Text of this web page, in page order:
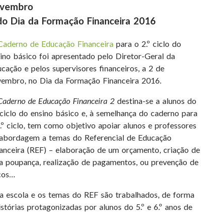
Dia da Formação Financeira 2016
de Educação Financeira para o 2.º ciclo do
básico foi apresentado pelo Diretor-Geral da
e pelos supervisores financeiros, a 2 de
no Dia da Formação Financeira 2016.
de Educação Financeira 2 destina-se a alunos do
ciclo do ensino básico e, à semelhança do caderno para
ciclo, tem como objetivo apoiar alunos e professores
a temas do Referencial de Educação
(REF) – elaboração de um orçamento, criação de
poupança, realização de pagamentos, ou prevenção de
escola e os temas do REF são trabalhados, de forma
protagonizadas por alunos do 5.º e 6.º anos de